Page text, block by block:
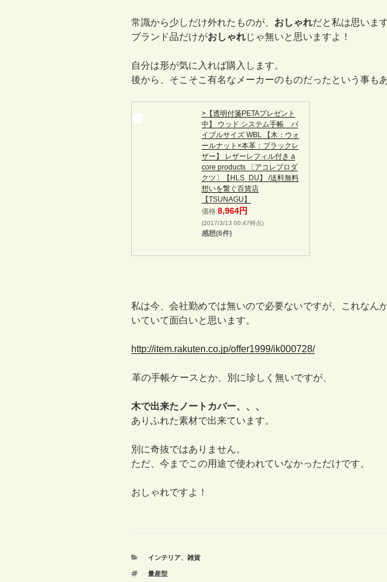
常識から少しだけ外れたものが、 おしゃれだと私は思います
ブランド品だけがおしゃれじゃ無いと思いますよ！
自分は形が気に入れば購入します。
後から、そこそこ有名なメーカーのものだったという事もあ
>【透明付箋PETAプレゼント
中】 ウッド システム手帳 バ
イブルサイズ WBL 【木：ウォ
ールナット×本革：ブラックレ
ザー】 レザーレフィル付き a
core products 〔アコレプロダ
クツ〕【HLS_DU】 /送料無料
想いを繋ぐ百貨店
【TSUNAGU】
価格:8,964円
(2017/3/13 00:47時点)
感想(6件)
私は今、会社勤めでは無いので必要ないですが、これなん
いていて面白いと思います。
http://item.rakuten.co.jp/offer1999/ik000728/
革の手帳ケースとか、別に珍しく無いですが、
木で出来たノートカバー、、、
ありふれた素材で出来ています。
別に奇抜ではありません。
ただ、今までこの用途で使われていなかっただけです。
おしゃれですよ！
カ
ゴ
インテリア、雑貨
タ
量産型